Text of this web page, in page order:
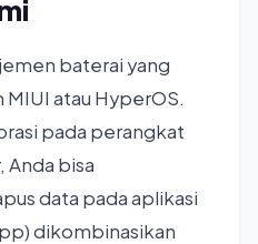
baterai yang
atau HyperOS.
pada perangkat
Anda bisa
data pada aplikasi
dikombinasikan